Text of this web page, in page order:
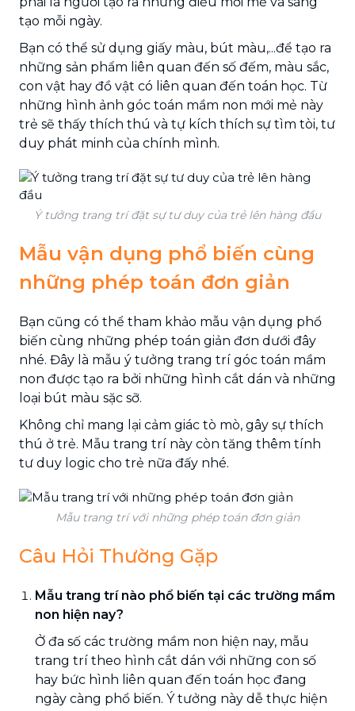
tạo mỗi ngày.
Bạn có thể sử dụng giấy màu, bút màu,...để tạo ra
những sản phẩm liên quan đến số đếm, màu sắc,
con vật hay đồ vật có liên quan đến toán học. Từ
những hình ảnh góc toán mầm non mới mẻ này
trẻ sẽ thấy thích thú và tự kích thích sự tìm tòi, tư
duy phát minh của chính mình.
Ý tưởng trang trí đặt sự tư duy của trẻ lên hàng đầu
Mẫu vận dụng phổ biến cùng
những phép toán đơn giản
Bạn cũng có thể tham khảo mẫu vận dụng phổ
biến cùng những phép toán giản đơn dưới đây
nhé. Đây là mẫu ý tưởng trang trí góc toán mầm
non được tạo ra bởi những hình cắt dán và những
loại bút màu sặc sỡ.
Không chỉ mang lại cảm giác tò mò, gây sự thích
thú ở trẻ. Mẫu trang trí này còn tăng thêm tính
tư duy logic cho trẻ nữa đấy nhé.
Mẫu trang trí với những phép toán đơn giản
Câu Hỏi Thường Gặp
Mẫu trang trí nào phổ biến tại các trường mầm
non hiện nay?
Ở đa số các trường mầm non hiện nay, mẫu
trang trí theo hình cắt dán với những con số
hay bức hình liên quan đến toán học đang
ngày càng phổ biến. Ý tưởng này dễ thực hiện